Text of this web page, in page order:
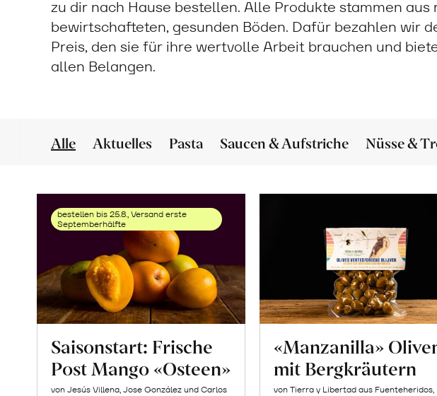
zu dir nach Hause bestellen. Alle Produkte stammen aus
bewirtschafteten, gesunden Böden. Dafür bezahlen wir
Preis, den sie für ihre wertvolle Arbeit brauchen und
allen Belangen.
Alle Aktuelles Pasta Saucen & Aufstriche Nüsse &
bestellen bis 25.8., Versand erste
Septemberhälfte
Saisonstart: Frische
Post Mango «Osteen»
von Jesús Villena, Jose González und Carlos
«Manzanilla»
mit Bergkräutern
von Tierra y Libertad aus Fuenteheridos,